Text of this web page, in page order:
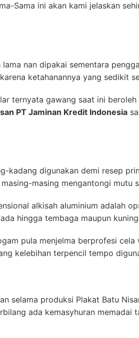
Sama ini akan kami jelaskan
nan dipakai sementara
ketahanannya yang sedikit
ternyata gawang saat ini
PT Jaminan Kredit Indonesia
kadang digunakan demi resep
masing mengantongi mutu
alkisah aluminium adalah
hingga tembaga maupun
pula menjelma berprofesi
kelebihan terpencil tempo
selama produksi Plakat Batu
ada kemasyhuran memadai